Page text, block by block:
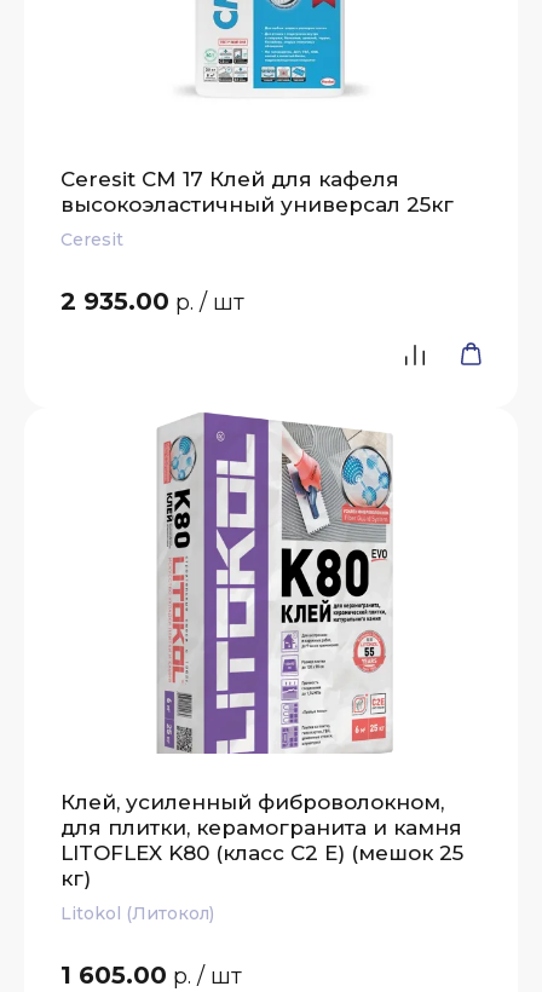
Ceresit СМ 17 Клей для кафеля
высокоэластичный универсал 25кг
Ceresit
2 935.00 р. / шт
Клей, усиленный фиброволокном,
для плитки, керамогранита и камня
LITOFLEX K80 (класс С2 E) (мешок 25
кг)
Litokol (Литокол)
1 605.00 р. / шт